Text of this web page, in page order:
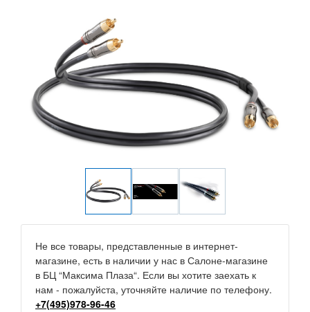
Не все товары, представленные в интернет-
магазине, есть в наличии у нас в Салоне-магазине
в БЦ “Максима Плаза“. Если вы хотите заехать к
нам - пожалуйста, уточняйте наличие по телефону.
+7(495)978-96-46